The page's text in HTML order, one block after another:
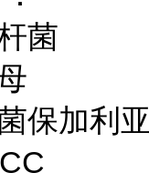
菌
保加利亚